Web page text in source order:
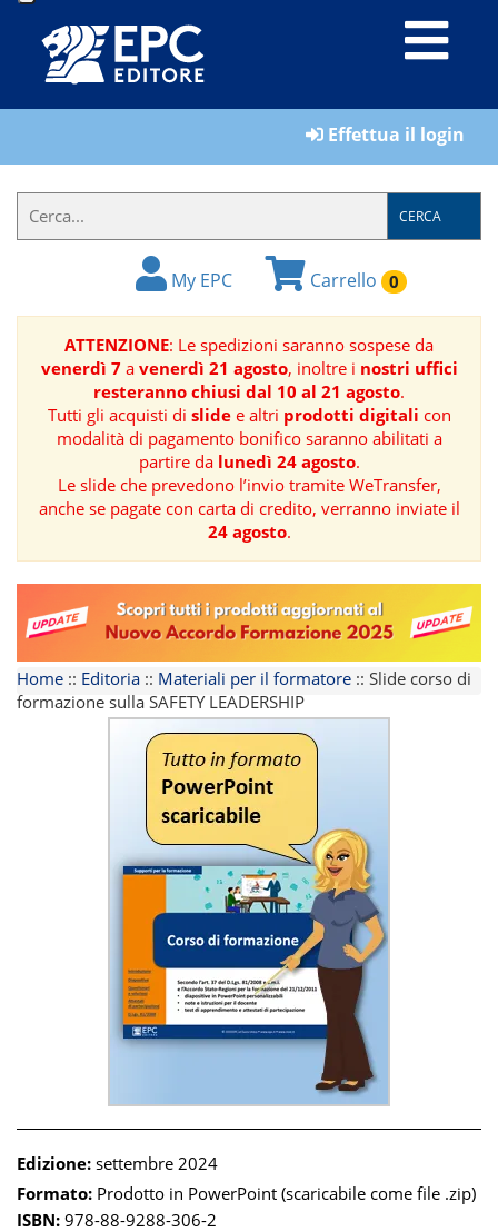
LIBRI
IL
FORMATORE
BOOK
RIVISTE
MANUALISTICA
SOFTWARE
TEMATICHE
Effettua il login
CERCA
My EPC Carrello 0
ATTENZIONE: Le spedizioni saranno sospese da
venerdì 7a venerdì 21 agosto, inoltre i nostri uffici
resteranno chiusi dal 10 al 21 agosto.
Tutti gli acquisti di slidee altri prodotti digitali con
modalità di pagamento bonifico saranno abilitati a
partire da lunedì 24 agosto.
Le slide che prevedono l’invio tramite WeTransfer,
anche se pagate con carta di credito, verranno inviate il
24 agosto.
Home :: Editoria :: Materiali per il formatore :: Slide corso di
formazione sulla SAFETY LEADERSHIP
Edizione: settembre 2024
Formato: Prodotto in PowerPoint (scaricabile come file .zip)
ISBN: 978-88-9288-306-2